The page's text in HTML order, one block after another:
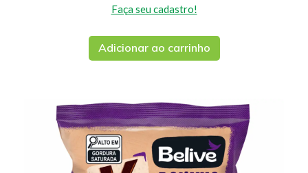
Faça seu cadastro!
Adicionar ao carrinho